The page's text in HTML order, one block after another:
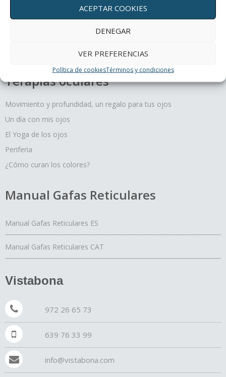
ACEPTAR COOKIES
DENEGAR
VER PREFERENCIAS
Política de cookiesTérminos y condiciones
Terapias oculares
Movimiento y profundidad, un regalo para tus ojos
Un día con mis ojos
El Yoga de los ojos
Periferia
¿Cómo curan los colores?
Manual Gafas Reticulares
Manual Gafas Reticulares ES
Manual Gafas Reticulares CAT
Vistabona
972 26 65 73
639 76 33 99
info@vistabona.com